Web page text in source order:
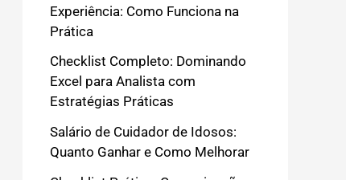
Experiência: Como Funciona na
Prática
Checklist Completo: Dominando
Excel para Analista com
Estratégias Práticas
Salário de Cuidador de Idosos:
Quanto Ganhar e Como Melhorar